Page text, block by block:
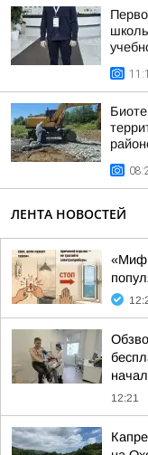
ЛЕНТА НОВОСТЕЙ
«Миф
12:21